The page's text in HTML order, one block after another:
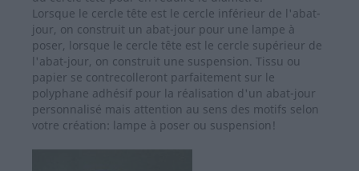
Lorsque le cercle tête est le cercle inférieur de l'abat-
jour, on construit un abat-jour pour une lampe à
poser, lorsque le cercle tête est le cercle supérieur de
l'abat-jour, on construit une suspension. Tissu ou
papier se contrecolleront parfaitement sur le
polyphane adhésif pour la réalisation d'un abat-jour
personnalisé mais attention au sens des motifs selon
votre création: lampe à poser ou suspension!